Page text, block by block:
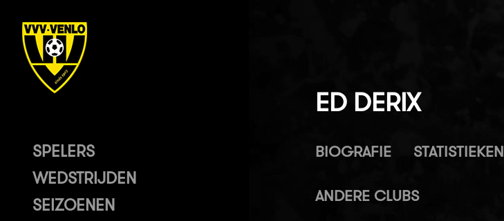
SPELERS
WEDSTRIJDEN
SEIZOENEN
ED DERIX
BIOGRAFIE STATISTIEKEN
ANDERE CLUBS